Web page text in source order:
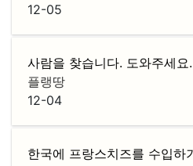
12-05
사람을 찾습니다. 도와주세요
플랭땅
12-04